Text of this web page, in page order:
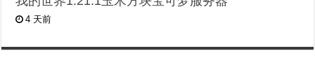
4 天前